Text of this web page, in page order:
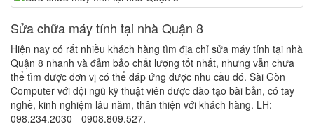
Sửa chữa máy tính tại nhà Quận 8
Hiện nay có rất nhiều khách hàng tìm địa chỉ sửa máy tính tại nhà
Quận 8 nhanh và đảm bảo chất lượng tốt nhất, nhưng vẫn chưa
thể tìm được đơn vị có thể đáp ứng được nhu cầu đó. Sài Gòn
Computer với đội ngũ kỹ thuật viên được đào tạo bài bản, có tay
nghề, kinh nghiệm lâu năm, thân thiện với khách hàng. LH:
098.234.2030 - 0908.809.527.